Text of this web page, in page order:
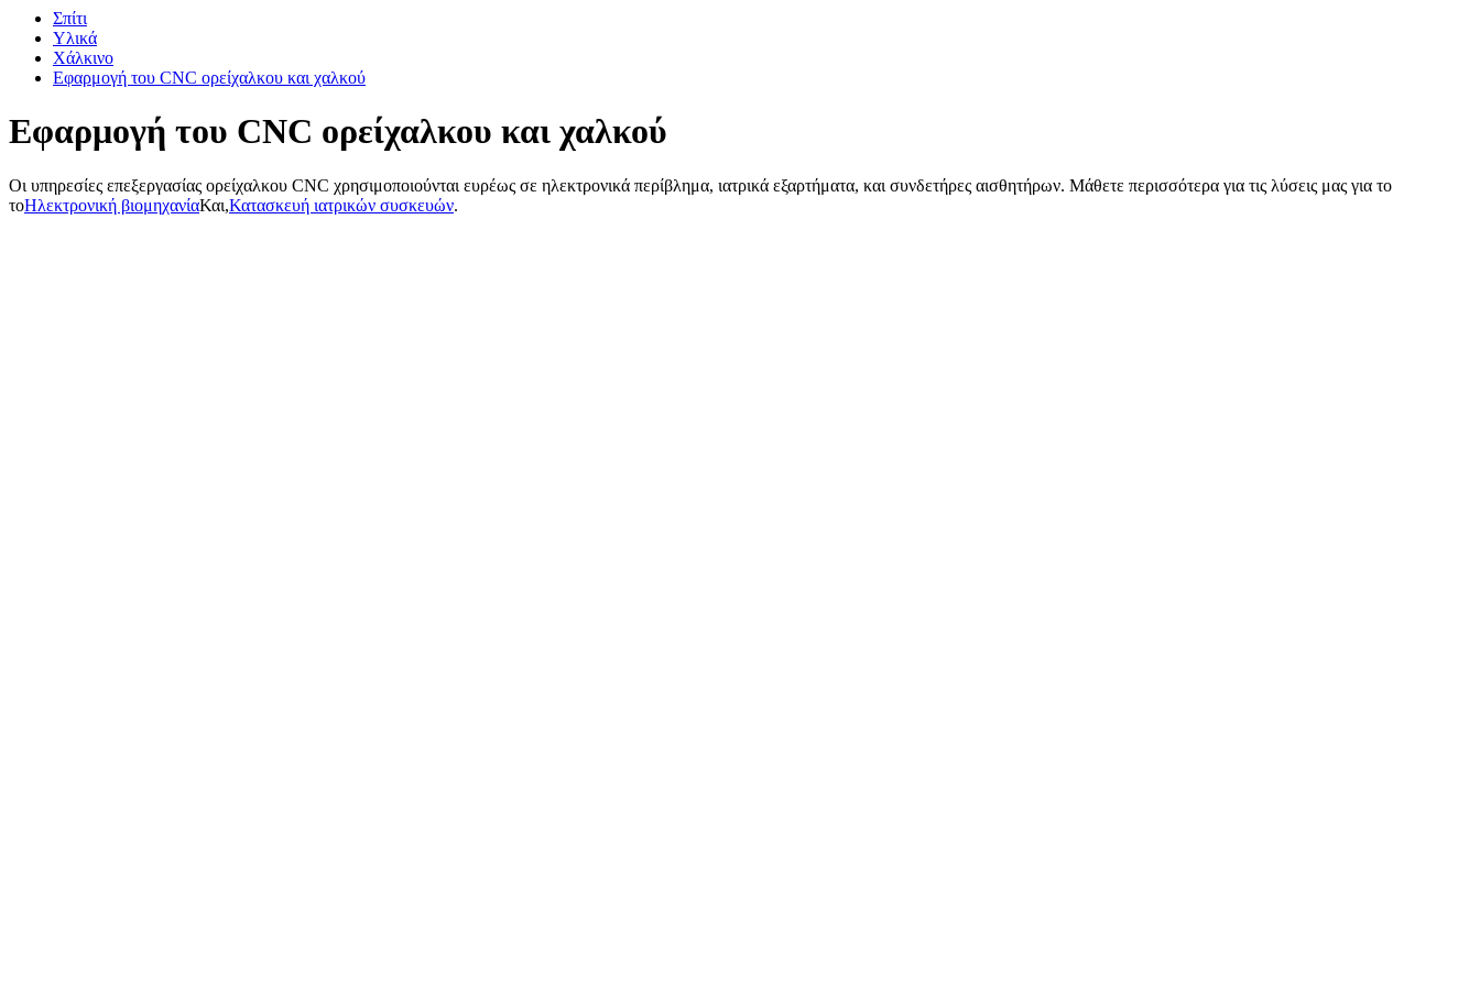
Σπίτι
Υλικά
Χάλκινο
Εφαρμογή του CNC ορείχαλκου και χαλκού
Εφαρμογή του CNC ορείχαλκου και χαλκού
Οι υπηρεσίες επεξεργασίας ορείχαλκου CNC χρησιμοποιούνται ευρέως σε ηλεκτρονικά περίβλημα, ιατρικά εξαρτήματα, και συνδετήρες αισθητήρων. Μάθετε περισσότερα για τις λύσεις μας για το
τοΗλεκτρονική βιομηχανίαΚαι,Κατασκευή ιατρικών συσκευών.